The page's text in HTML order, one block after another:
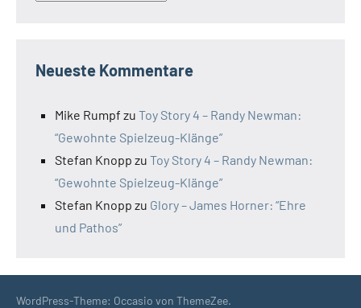
Neueste Kommentare
Mike Rumpf zu Toy Story 4 – Randy Newman:
“Gewohnte Spielzeug-Klänge”
Stefan Knopp zu Toy Story 4 – Randy Newman:
“Gewohnte Spielzeug-Klänge”
Stefan Knopp zu Glory – James Horner: “Ehre
und Pathos”
WordPress-Theme: Occasio von ThemeZee.